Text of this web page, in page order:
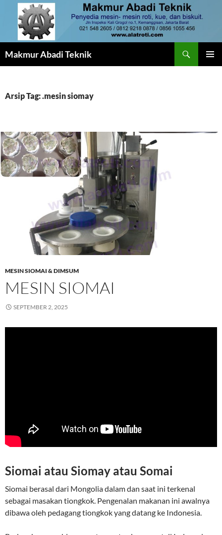
Langsung
Makmur Abadi Teknik
Arsip Tag: .mesin siomay
MESIN SIOMAI & DIMSUM
MESIN SIOMAI
SEPTEMBER 2, 2025
Siomai atau Siomay atau Somai
Siomai berasal dari Mongolia dalam dan saat ini terkenal
sebagai masakan tiongkok. Pengenalan makanan ini awalnya
dibawa oleh pedagang tiongkok yang datang ke Indonesia.